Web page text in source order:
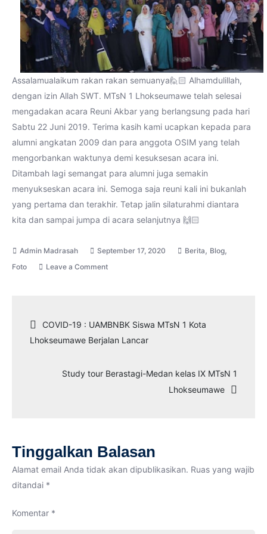
Assalamualaikum rakan rakan semuanya🙋🏻 Alhamdulillah,
dengan izin Allah SWT. MTsN 1 Lhokseumawe telah selesai
mengadakan acara Reuni Akbar yang berlangsung pada hari
Sabtu 22 Juni 2019. Terima kasih kami ucapkan kepada para
alumni angkatan 2009 dan para anggota OSIM yang telah
mengorbankan waktunya demi kesuksesan acara ini.
Ditambah lagi semangat para alumni juga semakin
menyukseskan acara ini. Semoga saja reuni kali ini bukanlah
yang pertama dan terakhir. Tetap jalin silaturahmi diantara
kita dan sampai jumpa di acara selanjutnya 🙌🏻
September 17, 2020 Berita, Blog,
Foto Leave a Commenton
telah
selesai
acara
Navigasi
COVID-19 : UAMBNBK Siswa MTsN 1 Kota
Lhokseumawe Berjalan Lancar
Study tour Berastagi-Medan kelas IX MTsN 1
Lhokseumawe
Tinggalkan Balasan
Alamat email Anda tidak akan dipublikasikan. Ruas yang wajib
ditandai *
Komentar *